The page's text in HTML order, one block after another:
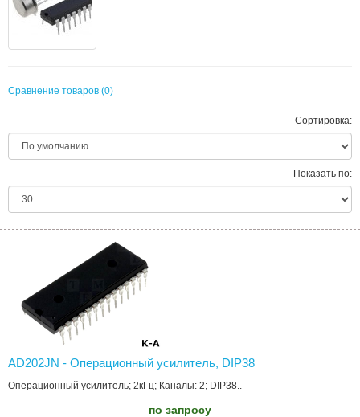
Сравнение товаров (0)
Сортировка:
Показать по:
AD202JN - Операционный усилитель, DIP38
Операционный усилитель; 2кГц; Каналы: 2; DIP38..
по запросу